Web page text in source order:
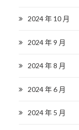
2024 年 10 月
2024 年 9 月
2024 年 8 月
2024 年 6 月
2024 年 5 月